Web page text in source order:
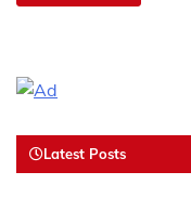
Latest Posts